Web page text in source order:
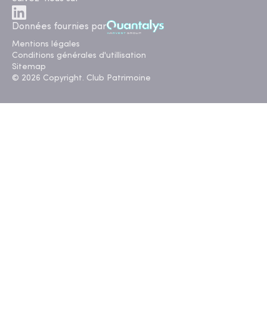
Données fournies par
Mentions légales
Conditions générales d'utillisation
Sitemap
© 2026 Copyright. Club Patrimoine